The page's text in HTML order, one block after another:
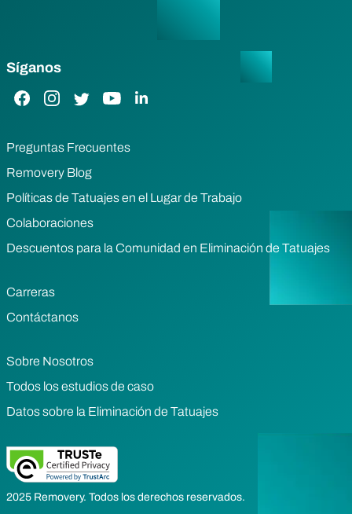
Síganos
Enlace de Facebook
Enlace de Instagram
Enlace de Twitter
Enlace de YouTube
Enlace de LinkedIn
Preguntas Frecuentes
Removery Blog
Políticas de Tatuajes en el Lugar de Trabajo
Colaboraciones
Descuentos para la Comunidad en Eliminación de Tatuajes
Carreras
Contáctanos
Sobre Nosotros
Todos los estudios de caso
Datos sobre la Eliminación de Tatuajes
2025 Removery. Todos los derechos reservados.